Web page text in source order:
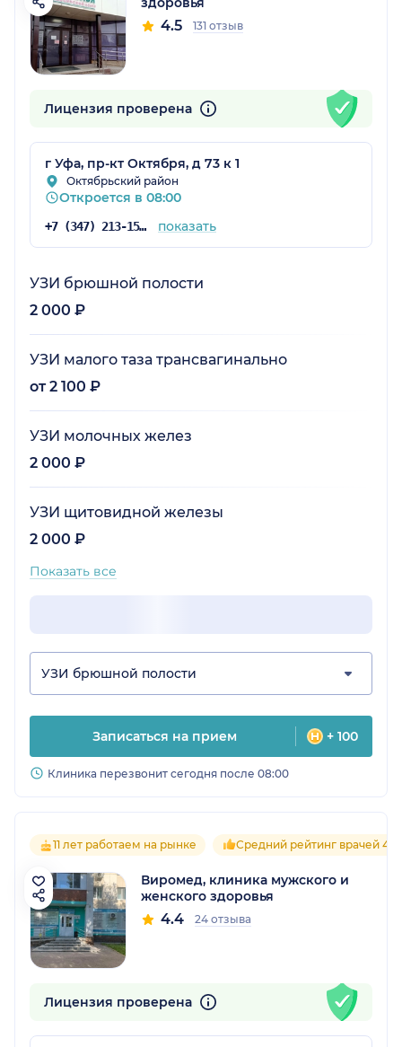
4.5 131 отзыв
Лицензия проверена
г Уфа, пр-кт Октября, д 73 к 1
Октябрьский район
Откроется в 08:00
+7 (347) 213-15-72 показать
УЗИ брюшной полости
2 000 ₽
УЗИ малого таза трансвагинально
от 2 100 ₽
УЗИ молочных желез
2 000 ₽
УЗИ щитовидной железы
2 000 ₽
Показать все
УЗИ брюшной полости
Записаться на прием + 100
Клиника перезвонит сегодня после 08:00
11 лет работаем на рынке Средний рейтинг врачей 4.4
Виромед, клиника мужского и
женского здоровья
4.4 24 отзыва
Лицензия проверена